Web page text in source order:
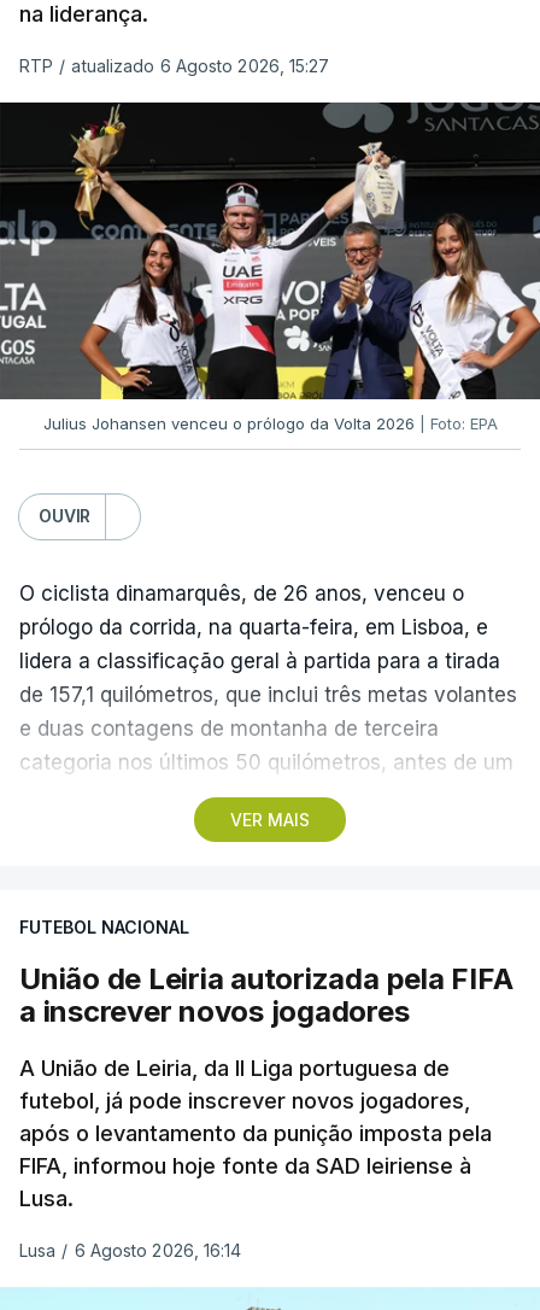
estónios do Paide ou os austríacos do Rapid Viena.
arbitragem do romeno Marian Barbu, enquanto a
segunda mão está marcada para 13 de agosto, em
Edimburgo.
Na fase de liga da Liga Europa já está o Torreense,
único representante português com entrada direta,
graças à conquista da Taça de Portugal.
(Com Lusa)
na liderança.
RTP / atualizado 6 Agosto 2026, 15:27
Julius Johansen venceu o prólogo da Volta 2026 | Foto: EPA
OUVIR
VER MAIS
O ciclista dinamarquês, de 26 anos, venceu o
prólogo da corrida, na quarta-feira, em Lisboa, e
lidera a classificação geral à partida para a tirada
de 157,1 quilómetros, que inclui três metas volantes
e duas contagens de montanha de terceira
categoria nos últimos 50 quilómetros, antes de um
troço final ‘traiçoeiro’ e da meta, localizada junto
ao Palácio Nacional de Queluz, no concelho de
Com partida real marcada para as 13:40, na Praça
José Máximo da Costa, na Lourinhã, os 119
ciclistas cruzam a primeira meta volante ao
quilómetro 46,4, em Silveira, no concelho de Torres
Vedras, e dois sprints intermédios separados por
400 metros, ao quilómetro 109, que atravessa o
Palácio Nacional de Mafra.
FUTEBOL NACIONAL
União de Leiria autorizada pela FIFA
a inscrever novos jogadores
A União de Leiria, da II Liga portuguesa de
futebol, já pode inscrever novos jogadores,
após o levantamento da punição imposta pela
FIFA, informou hoje fonte da SAD leiriense à
Lusa.
Lusa / 6 Agosto 2026, 16:14